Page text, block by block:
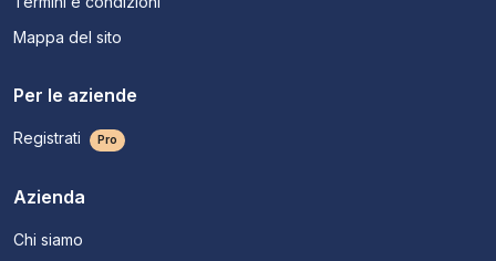
Mappa del sito
Per le aziende
Registrati Pro
Azienda
Chi siamo